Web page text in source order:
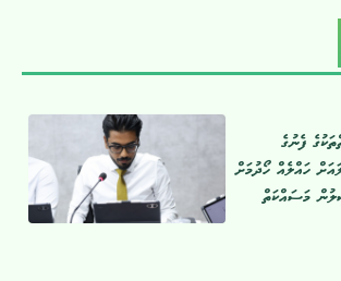
ފެނުގެ
ހައްލެއް ހޯދުމަށް
މަސައްކަތް